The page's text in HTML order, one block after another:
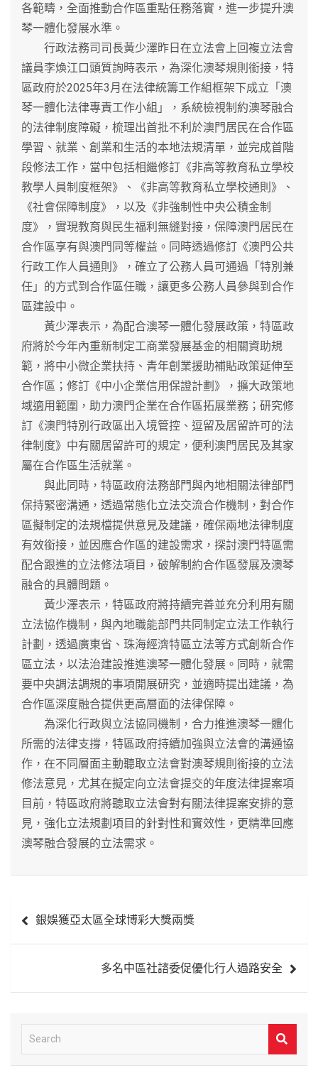
各範疇，全面推動合作區重點任務落實，進一步提升澳
琴一體化發展水準。
行政法務司司長黃少澤昨日在立法會上回複立法會
議員李煥江口頭質詢時表示，為深化澳琴規則銜接，特
區政府於2025年3月在法律統籌工作組框架下成立「澳
琴一體化法律專責工作小組」，系統檢視制約澳琴融合
的法律制度障礙，梳理出首批不利於澳門居民在合作區
學習、就業、創業和生活的本地法規清單，並完成首階
段修法工作，當中包括相繼修訂《非高等教育私立學校
教學人員制度框架》、《非高等教育私立學校通則》、
《社會保障制度》，以及《非強制性中央公積金制
度》，實現教育與民生福利無縫對接，保障澳門居民在
合作區享有與澳門同等權益。同時透過修訂《澳門公共
行政工作人員通則》，確立了公務人員可通過「特別兼
任」的方式到合作區任職，讓更多公務人員參與到合作
區建設中。
黃少澤表示，為配合澳琴一體化發展政策，特區政
府將於今年內重新制定工商業發展基金的相關資助規
範，將中小微企業扶持、青年創業援助補貼政策延伸至
合作區；修訂《中小企業信用保證計劃》，擴大政策地
域適用範圍，助力澳門企業在合作區拓展業務；研究修
訂《澳門特別行政區出入境管控、逗留及居留許可的法
律制度》中有關居留許可的規定，便利澳門居民及其家
屬在合作區生活就業。
與此同時，特區政府法務部門與內地相關法律部門
保持緊密溝通，透過常態化立法交流合作機制，對合作
區擬制定的法規檔提供意見及建議，確保兩地法律制度
有效銜接，並因應合作區的建設需求，探討澳門特區需
配合跟進的立法修法項目，破解制約合作區發展及澳琴
融合的具體問題。
黃少澤表示，特區政府將持續完善並充分利用有關
立法協作機制，與內地職能部門共同制定立法工作執行
計劃，透過廣東省、珠海經濟特區立法等方式創新合作
區立法，以法治建設推進澳琴一體化發展。同時，就需
要中央調法調規的事項開展研究，並適時提出建議，為
合作區深度融合提供更高層面的法律保障。
為深化行政與立法協同機制，合力推進澳琴一體化
所需的法律支撐，特區政府持續加強與立法會的溝通協
作，在不同層面主動聽取立法會對澳琴規則銜接的立法
修法意見，尤其在擬定向立法會提交的年度法律提案項
目前，特區政府將聽取立法會對有關法律提案安排的意
見，強化立法規劃項目的針對性和實效性，更精準回應
澳琴融合發展的立法需求。
章 銀娛獲亞太區全球博彩大獎兩獎
多名中區社諮委促優化行人過路安全
e